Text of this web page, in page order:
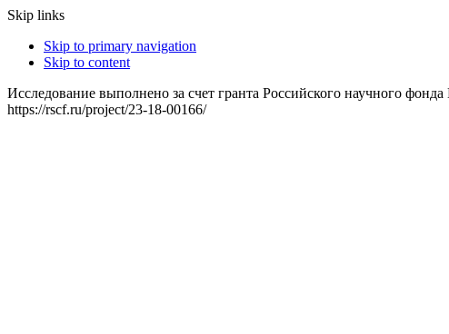
Skip links
Skip to primary navigation
Skip to content
Исследование выполнено за счет гранта Российского научного
https://rscf.ru/project/23-18-00166/